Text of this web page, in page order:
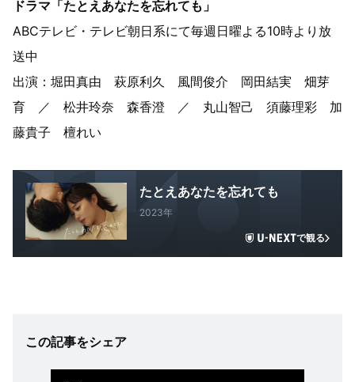
ドラマ「たとえあなたを忘れても」
ABCテレビ・テレビ朝日系にて毎週日曜よる10時より放
送中
出演：堀田真由 萩原利久 風間俊介 岡田結実 畑芽
育 ／ 松井玲奈 森香澄 ／ 丸山智己 須藤理彩 加
藤貴子 檀れい
たとえあなたを忘れても
2023年
で観る
この記事をシェア